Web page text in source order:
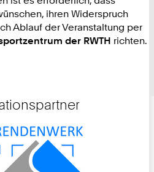
ihren Widerspruch
Ablauf der Veranstaltung per
der RWTH richten.